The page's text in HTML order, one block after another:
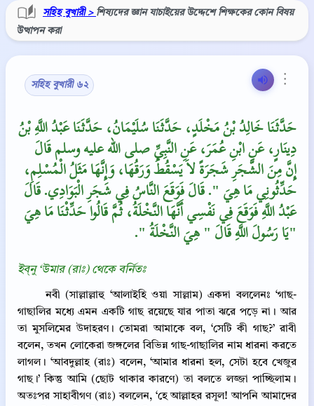
সহিহ বুখারী > শিষ্যদের জ্ঞান যাচাইয়ের উদ্দেশে শিক্ষকের কোন বিষয়
উত্থাপন করা
⋮
সহিহ বুখারী ৬২
حَدَّثَنَا خَالِدُ بْنُ مَخْلَدٍ، حَدَّثَنَا سُلَيْمَانُ، حَدَّثَنَا عَبْدُ اللَّهِ بْنُ
دِينَارٍ، عَنِ ابْنِ عُمَرَ، عَنِ النَّبِيِّ صلى الله عليه وسلم قَالَ ‏‏
إِنَّ مِنَ الشَّجَرِ شَجَرَةً لاَ يَسْقُطُ وَرَقُهَا، وَإِنَّهَا مَثَلُ الْمُسْلِمِ،
حَدِّثُونِي مَا هِيَ ‏"‏‏.‏ قَالَ فَوَقَعَ النَّاسُ فِي شَجَرِ الْبَوَادِي‏.‏ قَالَ
عَبْدُ اللَّهِ فَوَقَعَ فِي نَفْسِي أَنَّهَا النَّخْلَةُ، ثُمَّ قَالُوا حَدِّثْنَا مَا هِيَ
يَا رَسُولَ اللَّهِ قَالَ ‏"‏ هِيَ النَّخْلَةُ ‏"‏‏.‏"
ইব্‌নু ‘উমার (রাঃ) থেকে বর্নিতঃ
নবী (সাল্লাল্লাহু ‘আলাইহি ওয়া সাল্লাম) একদা বললেনঃ ‘গাছ-
গাছালির মধ্যে এমন একটি গাছ রয়েছে যার পাতা ঝরে পড়ে না। আর
তা মুসলিমের উদাহরণ। তোমরা আমাকে বল, ‘সেটি কী গাছ?’ রাবী
বলেন, তখন লোকেরা জঙ্গলের বিভিন্ন গাছ-গাছালির নাম ধারনা করতে
লাগল। ‘আবদুল্লাহ (রাঃ) বলেন, ‘আমার ধারনা হল, সেটা হবে খেজুর
গাছ।’ কিন্তু আমি (ছোট থাকার কারণে) তা বলতে লজ্জা পাচ্ছিলাম।
অতঃপর সাহাবীগণ (রাঃ) বললেন, ‘হে আল্লাহর রসূল! আপনি আমাদের